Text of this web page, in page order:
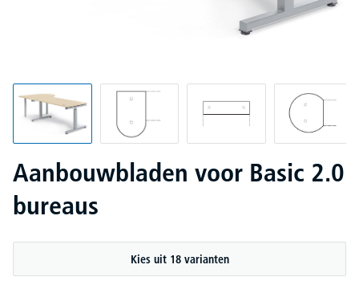
Aanbouwbladen voor Basic 2.0
bureaus
Kies uit 18 varianten